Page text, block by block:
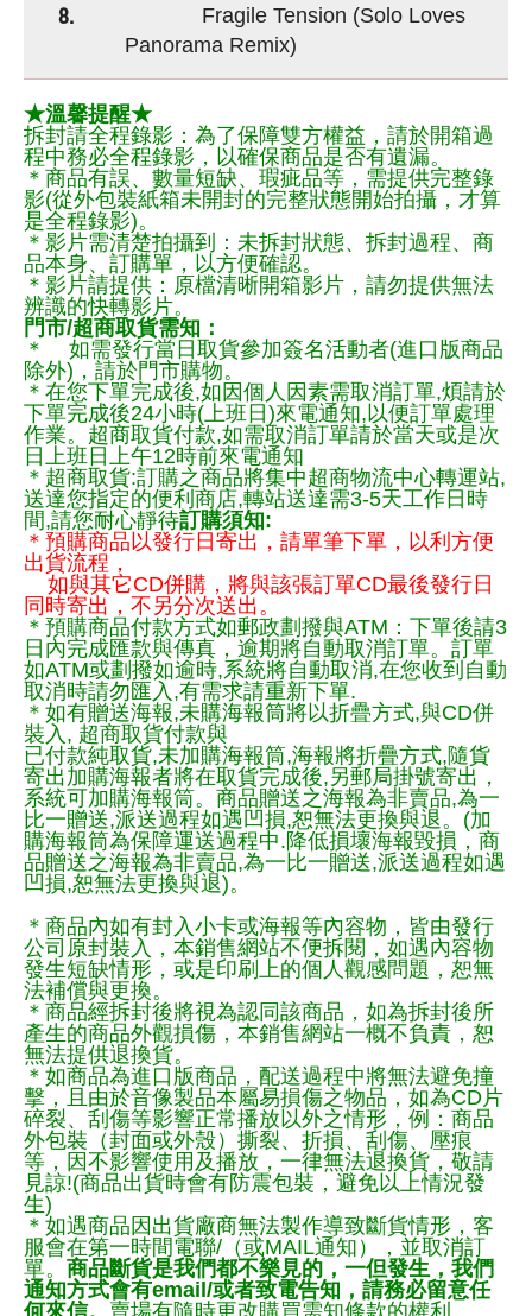
8.
Fragile Tension (Solo Loves
Panorama Remix)
★溫馨提醒★
拆封請全程錄影：為了保障雙方權益，請於開箱過
程中務必全程錄影，以確保商品是否有遺漏。
＊商品有誤、數量短缺、瑕疵品等，需提供完整錄
影(從外包裝紙箱未開封的完整狀態開始拍攝，才算
是全程錄影)。
＊影片需清楚拍攝到：未拆封狀態、拆封過程、商
品本身、訂購單，以方便確認。
＊影片請提供：原檔清晰開箱影片，請勿提供無法
辨識的快轉影片。
門市/超商取貨需知：
＊ 如需發行當日取貨參加簽名活動者(進口版商品
除外)，請於門市購物。
＊在您下單完成後,如因個人因素需取消訂單,煩請於
下單完成後24小時(上班日)來電通知,以便訂單處理
作業。超商取貨付款,如需取消訂單請於當天或是次
日上班日上午12時前來電通知
＊超商取貨:訂購之商品將集中超商物流中心轉運站,
送達您指定的便利商店,轉站送達需3-5天工作日時
間,請您耐心靜待訂購須知:
＊預購商品以發行日寄出，請單筆下單，以利方便
出貨流程，
如與其它CD併購，將與該張訂單CD最後發行日
同時寄出，不另分次送出。
＊預購商品付款方式如郵政劃撥與ATM：下單後請3
日內完成匯款與傳真，逾期將自動取消訂單。訂單
如ATM或劃撥如逾時,系統將自動取消,在您收到自動
取消時請勿匯入,有需求請重新下單.
＊如有贈送海報,未購海報筒將以折疊方式,與CD併
裝入, 超商取貨付款與
已付款純取貨,未加購海報筒,海報將折疊方式,隨貨
寄出加購海報者將在取貨完成後,另郵局掛號寄出，
系統可加購海報筒。商品贈送之海報為非賣品,為一
比一贈送,派送過程如遇凹損,恕無法更換與退。(加
購海報筒為保障運送過程中.降低損壞海報毀損，商
品贈送之海報為非賣品,為一比一贈送,派送過程如遇
凹損,恕無法更換與退)。
＊商品內如有封入小卡或海報等內容物，皆由發行
公司原封裝入，本銷售網站不便拆閱，如遇內容物
發生短缺情形，或是印刷上的個人觀感問題，恕無
法補償與更換。
＊商品經拆封後將視為認同該商品，如為拆封後所
產生的商品外觀損傷，本銷售網站一概不負責，恕
無法提供退換貨。
＊如商品為進口版商品，配送過程中將無法避免撞
擊，且由於音像製品本屬易損傷之物品，如為CD片
碎裂、刮傷等影響正常播放以外之情形，例：商品
外包裝（封面或外殼）撕裂、折損、刮傷、壓痕
等，因不影響使用及播放，一律無法退換貨，敬請
見諒!(商品出貨時會有防震包裝，避免以上情況發
生)
＊如遇商品因出貨廠商無法製作導致斷貨情形，客
服會在第一時間電聯/（或MAIL通知），並取消訂
單。 商品斷貨是我們都不樂見的，一但發生，我們
通知方式會有email/或者致電告知，請務必留意任